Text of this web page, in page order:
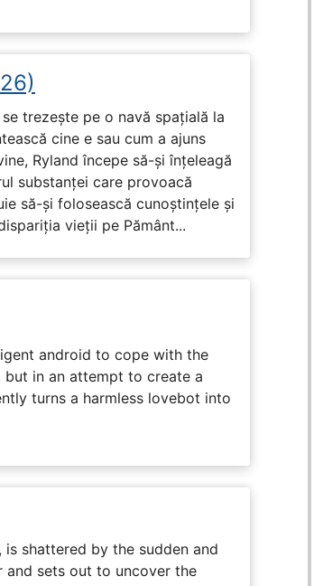
trezește pe o navă spațială la
cine e sau cum a ajuns
Ryland începe să-și înțeleagă
substanței care provoacă
să-și folosească cunoștințele și
vieții pe Pământ...
android to cope with the
in an attempt to create a
turns a harmless lovebot into
shattered by the sudden and
and sets out to uncover the